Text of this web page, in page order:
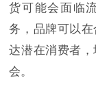
货可能会面临
务，品牌可以
达潜在消费者
会。